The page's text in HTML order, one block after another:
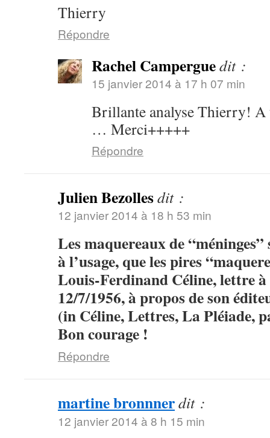
Thierry
Répondre
Rachel Camperguedit :
15 janvier 2014 à 17 h 07 min
Brillante analyse Thierry!
… Merci+++++
Répondre
Julien Bezollesdit :
12 janvier 2014 à 18 h 53 min
Les maquereaux de
à l’usage, que les pires
Louis-Ferdinand Céline, lettre
12/7/1956, à propos de son
(in Céline, Lettres, La Pléiade,
Bon courage !
Répondre
martine bronnnerdit :
12 janvier 2014 à 8 h 15 min